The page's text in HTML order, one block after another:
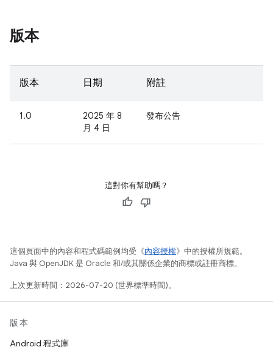
版本
版本 日期 附註
1.0
2025 年 8
月 4 日
發布公告
這對你有幫助嗎？
這個頁面中的內容和程式碼範例均受《內容授權》中的授權所規範。
Java 與 OpenJDK 是 Oracle 和/或其關係企業的商標或註冊商標。
上次更新時間：2026-07-20 (世界標準時間)。
版本
Android 程式庫